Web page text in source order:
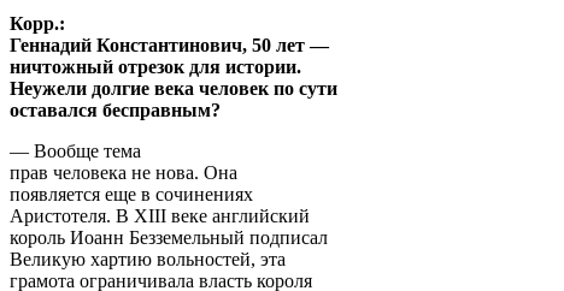
Корр.:
Геннадий Константинович, 50 лет —
ничтожный отрезок для истории.
Неужели долгие века человек по сути
оставался бесправным?
— Вообще тема
прав человека не нова. Она
появляется еще в сочинениях
Аристотеля. В XIII веке английский
король Иоанн Безземельный подписал
Великую хартию вольностей, эта
грамота ограничивала власть короля